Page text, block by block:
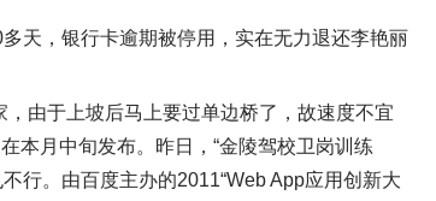
天，银行卡逾期被停用，实在无力退还李艳丽
由于上坡后马上要过单边桥了，故速度不宜
本月中旬发布。昨日，“金陵驾校卫岗训练
行。由百度主办的2011“Web App应用创新大